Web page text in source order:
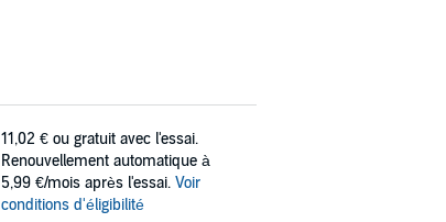
11,02 € ou gratuit avec l'essai.
Renouvellement automatique à
5,99 €/mois après l'essai. Voir
conditions d'éligibilité